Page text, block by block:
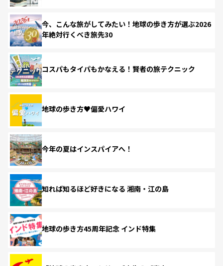
今、こんな旅がしてみたい！地球の歩き方が選ぶ2026
年絶対行くべき旅先30
コスパもタイパもかなえる！賢者の旅テクニック
地球の歩き方♥偏愛ハワイ
今年の夏はインスパイアへ！
知れば知るほど好きになる 湘南・江の島
地球の歩き方45周年記念 インド特集